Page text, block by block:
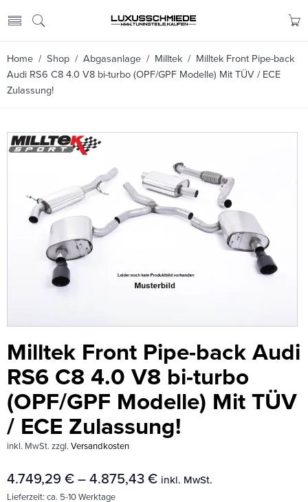
Home / Shop / Abgasanlage / Milltek / Milltek Front Pipe-back
Audi RS6 C8 4.0 V8 bi-turbo (OPF/GPF Modelle) Mit TÜV / ECE
Zulassung!
Milltek Front Pipe-back Audi
RS6 C8 4.0 V8 bi-turbo
(OPF/GPF Modelle) Mit TÜV
/ ECE Zulassung!
inkl. MwSt. zzgl. Versandkosten
4.749,29 € – 4.875,43 € inkl. MwSt.
Lieferzeit: ca. 5-10 Werktage